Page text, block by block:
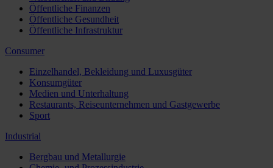
Öffentliche Finanzen
Öffentliche Gesundheit
Öffentliche Infrastruktur
Consumer
Einzelhandel, Bekleidung und Luxusgüter
Konsumgüter
Medien und Unterhaltung
Restaurants, Reiseunternehmen und Gastgewerbe
Sport
Industrial
Bergbau und Metallurgie